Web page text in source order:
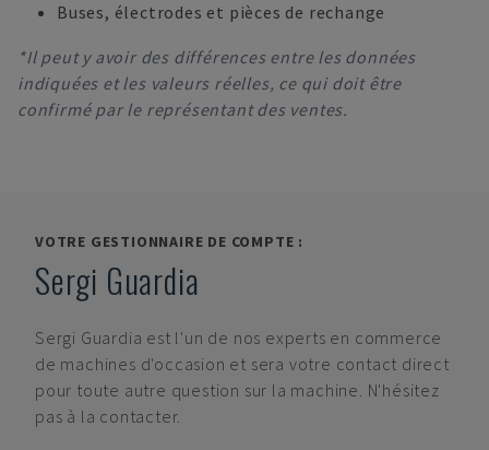
Buses, électrodes et pièces de rechange
*Il peut y avoir des différences entre les données
indiquées et les valeurs réelles, ce qui doit être
confirmé par le représentant des ventes.
VOTRE GESTIONNAIRE DE COMPTE :
Sergi Guardia
Sergi Guardia est l'un de nos experts en commerce
de machines d'occasion et sera votre contact direct
pour toute autre question sur la machine. N'hésitez
pas à la contacter.